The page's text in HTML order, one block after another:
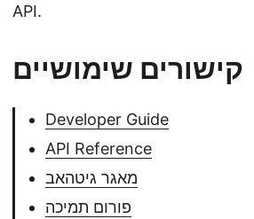
API.
קישורים שימושיים
Developer Guide
API Reference
מאגר גיטהאב
פורום תמיכה